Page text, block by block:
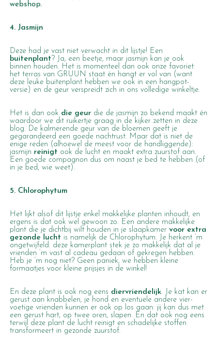
webshop.
4. Jasmijn
Deze had je vast niet verwacht in dit lijstje! Een
buitenplant? Ja, een beetje, maar jasmijn kan je ook
binnen houden. Het is momenteel dan ook onze favoriet:
het terras van GRUUN staat én hangt er vol van (want
deze leuke buitenplant hebben we ook in een hangpot-
versie) en de geur verspreidt zich in ons volledige winkeltje.
Het is dan ook die geur die de jasmijn zo bekend maakt én
waardoor we dit ruikertje graag in de kijker zetten in deze
blog. De kalmerende geur van de bloemen geeft je
gegarandeerd een goede nachtrust. Maar dat is niet de
enige reden (alhoewel de meest voor de handliggende):
jasmijn reinigt ook de lucht en maakt extra zuurstof aan.
Een goede compagnon dus om naast je bed te hebben (of
in je bed, wie weet).
5. Chlorophytum
Het lijkt alsof dit lijstje enkel makkelijke planten inhoudt, en
ergens is dat ook wel gewoon zo. Een andere makkelijke
plant die je dichtbij wilt houden in je slaapkamer voor extra
gezonde lucht is namelijk de Chlorophytum. Je herkent ‘m
ongetwijfeld: deze kamerplant stek je zo makkelijk dat al je
vrienden ‘m vast al cadeau gedaan of gekregen hebben.
Heb je ‘m nog niet? Geen paniek, we hebben kleine
formaatjes voor kleine prijsjes in de winkel!
En deze plant is ook nog eens diervriendelijk. Je kat kan er
gerust aan knabbelen, je hond en eventuele andere vier-
voetige vrienden kunnen er ook op los gaan: jij kan dus met
een gerust hart, op twee oren, slapen. En dat ook nog eens
terwijl deze plant de lucht reinigt en schadelijke stoffen
transformeert in gezonde zuurstof.